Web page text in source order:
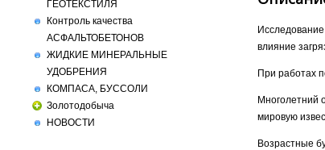
ГЕОТЕКСТИЛЯ
Контроль качества
АСФАЛЬТОБЕТОНОВ
ЖИДКИЕ МИНЕРАЛЬНЫЕ
УДОБРЕНИЯ
КОМПАСА, БУССОЛИ
Золотодобыча
НОВОСТИ
влияние
При работах
Многолетний
мировую
Возрастные